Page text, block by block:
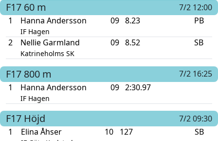
F17 60 m
7/2 12:00
1
Hanna Andersson
IF Hagen
09 8.23 PB
2 Nellie Garmland
Katrineholms SK
09 8.52 SB
F17 800 m
7/2 16:25
1
Hanna Andersson
IF Hagen
09 2:30.97
F17 Höjd
7/2 09:30
1
Elina Åhser 10 127 SB